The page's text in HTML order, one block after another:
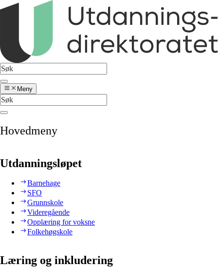
Meny
Hovedmeny
Utdanningsløpet
Barnehage
SFO
Grunnskole
Videregående
Opplæring for voksne
Folkehøgskole
Læring og inkludering